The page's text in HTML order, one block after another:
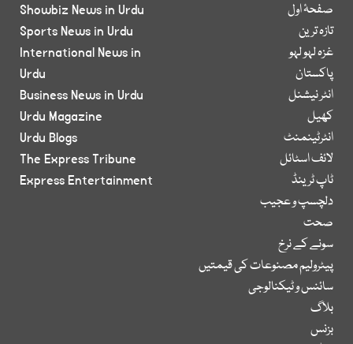
صفحۂ اول
تازہ ترین
غزہ لہو لہو
پاکستان
انٹر نیشنل
کھیل
انٹرٹینمنٹ
لائف اسٹائل
ٹاپ ٹرینڈ
دلچسپ و عجیب
صحت
سونے کے نرخ
پیٹرولیم مصنوعات کی قیمتیں
سائنس و ٹیکنالوجی
بلاگ
بزنس
Showbiz News in Urdu
Sports News in Urdu
International News in
Urdu
Business News in Urdu
Urdu Magazine
Urdu Blogs
The Express Tribune
Express Entertainment